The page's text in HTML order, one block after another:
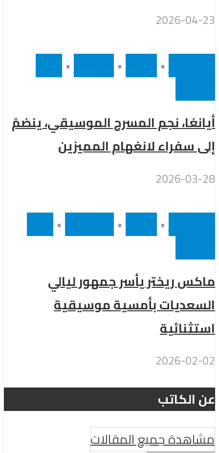
2026-04-23
•
•
•
أيانغا، نجم المسرح الموسيقي، ينضمّ
إلى سفراء لانغهام المميزين
2026-03-28
•
•
•
ماكس ريختر يأسر جمهور ليالي
السعديات بأمسية موسيقية
استثنائية
2026-02-02
عن الكاتب
مشاهدة جميع المقالات